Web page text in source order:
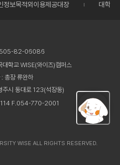
정보목적외이용제공대장 대학정
505-82-06086
대학교 WISE(와이즈)캠퍼스
: 총장 류완하
주시 동대로 123(석장동)
F.054-770-2001
WISE ALL RIGHTS RESERVED.